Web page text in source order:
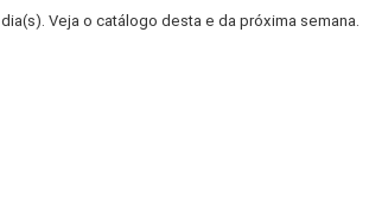
dia(s). Veja o catálogo desta e da próxima semana.